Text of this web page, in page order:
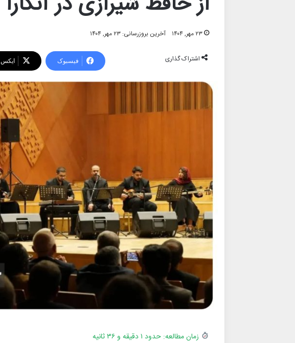
۲۳ مهر, ۱۴۰۴ آخرین بروزرسانی: ۲۳ مهر, ۱۴۰۴
اشتراک گذاری فیسبوک ایکس
زمان مطالعه: حدود ۱ دقیقه و ۳۶ ثانیه